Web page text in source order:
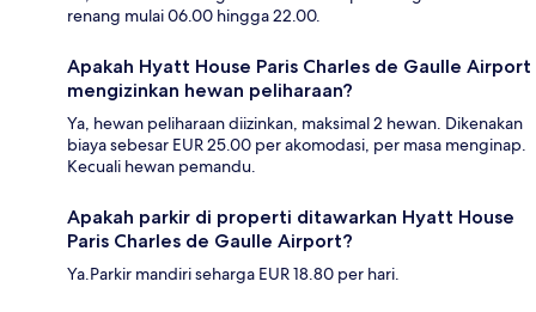
renang mulai 06.00 hingga 22.00.
Apakah Hyatt House Paris Charles de Gaulle Airport
mengizinkan hewan peliharaan?
Ya, hewan peliharaan diizinkan, maksimal 2 hewan. Dikenakan
biaya sebesar EUR 25.00 per akomodasi, per masa menginap.
Kecuali hewan pemandu.
Apakah parkir di properti ditawarkan Hyatt House
Paris Charles de Gaulle Airport?
Ya.Parkir mandiri seharga EUR 18.80 per hari.